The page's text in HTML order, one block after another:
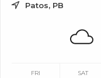
Patos, PB
FRI SAT